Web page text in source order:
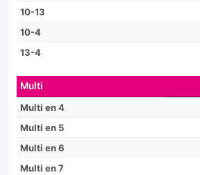
10-13
10-4
13-4
Multi
Multi en 4
Multi en 5
Multi en 6
Multi en 7